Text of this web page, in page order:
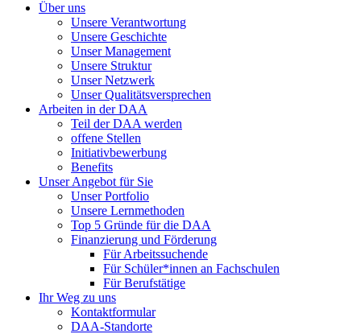
Über uns
Unsere Verantwortung
Unsere Geschichte
Unser Management
Unsere Struktur
Unser Netzwerk
Unser Qualitätsversprechen
Arbeiten in der DAA
Teil der DAA werden
offene Stellen
Initiativbewerbung
Benefits
Unser Angebot für Sie
Unser Portfolio
Unsere Lernmethoden
Top 5 Gründe für die DAA
Finanzierung und Förderung
Für Arbeitssuchende
Für Schüler*innen an Fachschulen
Für Berufstätige
Ihr Weg zu uns
Kontaktformular
DAA-Standorte